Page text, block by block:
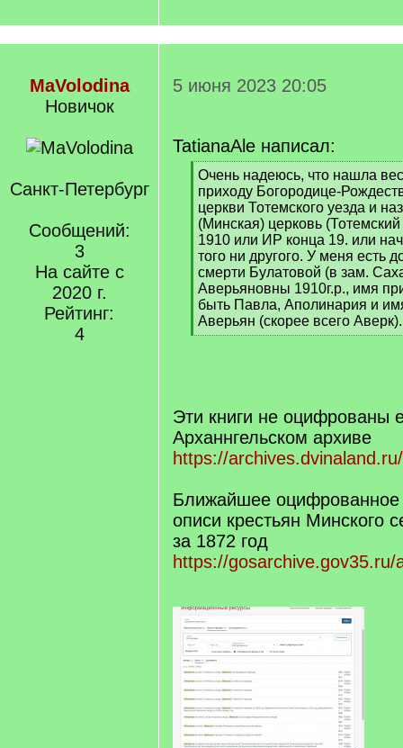
MaVolodina
Новичок
Санкт-Петербург
Сообщений:
3
На сайте с
2020 г.
Рейтинг:
4
5 июня 2023 20:05
TatianaAle написал:
[
q
]
Очень надеюсь, что нашла
приходу Богородице-
церкви Тотемского уезда и
(Минская) церковь
1910 или ИР конца 19. или
того ни другого. У меня есть
смерти Булатовой (в зам.
Аверьяновны 1910г.р., имя
быть Павла, Аполинария и
Аверьян (скорее всего Аверк).
[
Эти книги не оцифрованы
Арханнгельском архиве
https://
Ближайшее
описи крестьян Минского
за 1872 год
https://gosarchive.gov35.ru/